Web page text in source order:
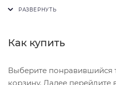
когда руки заняты
переключаются в
Как купить
Выберите понравившийся
корзину. Далее